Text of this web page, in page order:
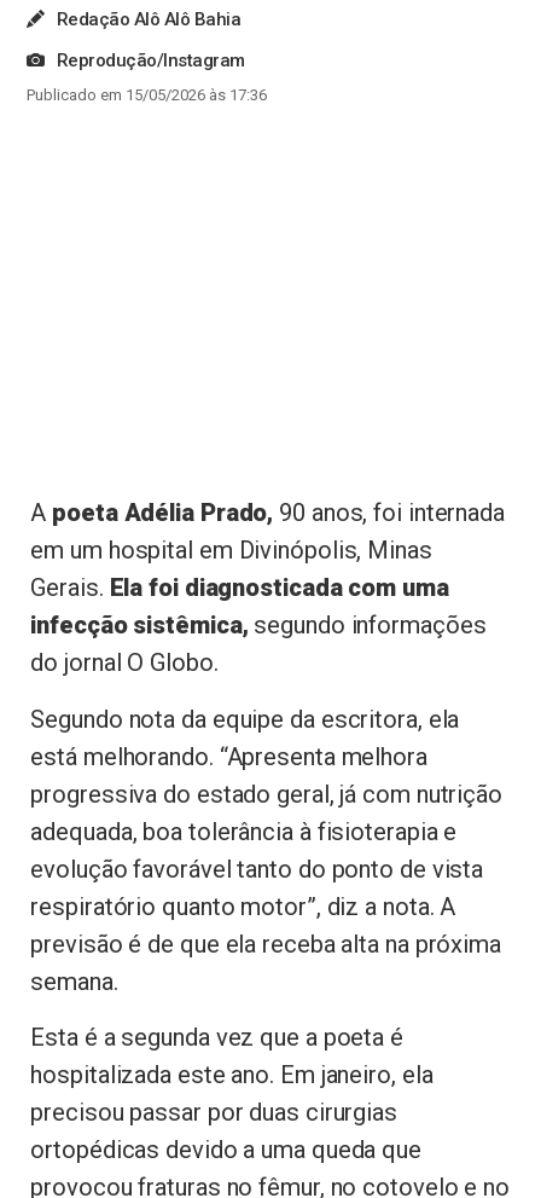
Redação Alô Alô Bahia
Reprodução/Instagram
Publicado em 15/05/2026 às 17:36
A poeta Adélia Prado, 90 anos, foi internada
em um hospital em Divinópolis, Minas
Gerais. Ela foi diagnosticada com uma
infecção sistêmica, segundo informações
do jornal O Globo.
Segundo nota da equipe da escritora, ela
está melhorando. “Apresenta melhora
progressiva do estado geral, já com nutrição
adequada, boa tolerância à fisioterapia e
evolução favorável tanto do ponto de vista
respiratório quanto motor”, diz a nota. A
previsão é de que ela receba alta na próxima
semana.
Esta é a segunda vez que a poeta é
hospitalizada este ano. Em janeiro, ela
precisou passar por duas cirurgias
ortopédicas devido a uma queda que
provocou fraturas no fêmur, no cotovelo e no